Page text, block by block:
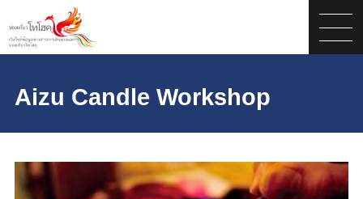
Aizu Candle Workshop